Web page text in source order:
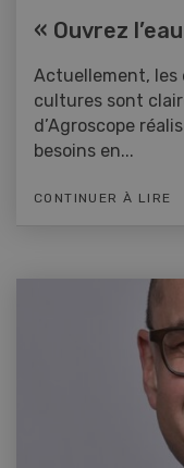
« Ouvrez
Actuellement, les
cultures sont
d’Agroscope
besoins en...
CONTINUER À LIRE